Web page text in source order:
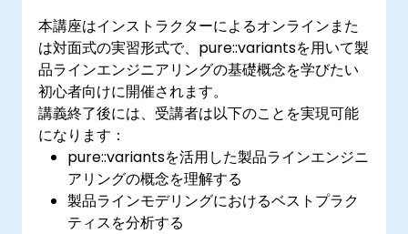
本講座はインストラクターによるオンラインまた
は対面式の実習形式で、pure::variantsを用いて製
品ラインエンジニアリングの基礎概念を学びたい
初心者向けに開催されます。
講義終了後には、受講者は以下のことを実現可能
になります：
pure::variantsを活用した製品ラインエンジニ
アリングの概念を理解する
製品ラインモデリングにおけるベストプラク
ティスを分析する